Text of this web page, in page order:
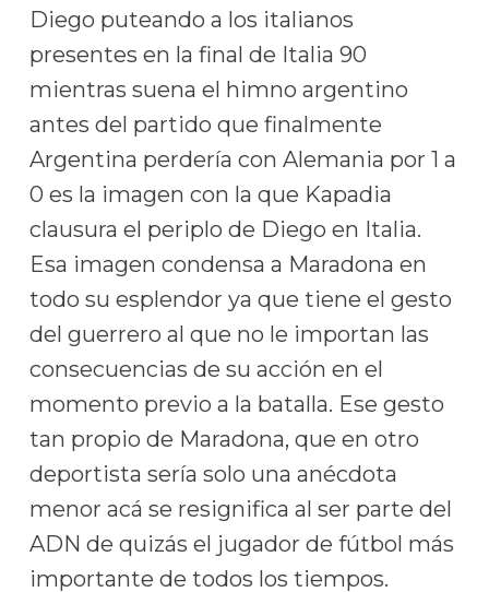
Diego puteando a los italianos
presentes en la final de Italia 90
mientras suena el himno argentino
antes del partido que finalmente
Argentina perdería con Alemania por 1 a
0 es la imagen con la que Kapadia
clausura el periplo de Diego en Italia.
Esa imagen condensa a Maradona en
todo su esplendor ya que tiene el gesto
del guerrero al que no le importan las
consecuencias de su acción en el
momento previo a la batalla. Ese gesto
tan propio de Maradona, que en otro
deportista sería solo una anécdota
menor acá se resignifica al ser parte del
ADN de quizás el jugador de fútbol más
importante de todos los tiempos.